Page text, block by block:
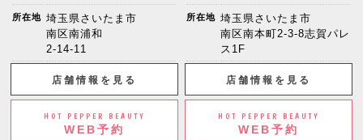
所在地 埼玉県さいたま市
南区南浦和
2-14-11
店舗情報を見る
HOT PEPPER BEAUTY
WEB予約
所在地 埼玉県さいたま市
南区南本町2-3-8志賀パレ
ス1F
店舗情報を見る
HOT PEPPER BEAUTY
WEB予約